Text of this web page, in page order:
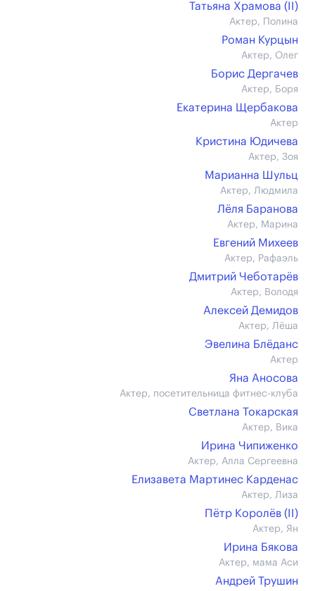
Татьяна Храмова (II)
Актер, Полина
Роман Курцын
Актер, Олег
Борис Дергачев
Актер, Боря
Екатерина Щербакова
Актер
Кристина Юдичева
Актер, Зоя
Марианна Шульц
Актер, Людмила
Лёля Баранова
Актер, Марина
Евгений Михеев
Актер, Рафаэль
Дмитрий Чеботарёв
Актер, Володя
Алексей Демидов
Актер, Лёша
Эвелина Блёданс
Актер
Яна Аносова
Актер, посетительница фитнес-клуба
Светлана Токарская
Актер, Вика
Ирина Чипиженко
Актер, Алла Сергеевна
Елизавета Мартинес Карденас
Актер, Лиза
Пётр Королёв (II)
Актер, Ян
Ирина Бякова
Актер, мама Аси
Андрей Трушин